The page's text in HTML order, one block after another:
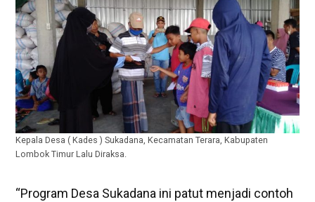
Kepala Desa ( Kades ) Sukadana, Kecamatan Terara, Kabupaten
Lombok Timur Lalu Diraksa.
“Program Desa Sukadana ini patut menjadi contoh